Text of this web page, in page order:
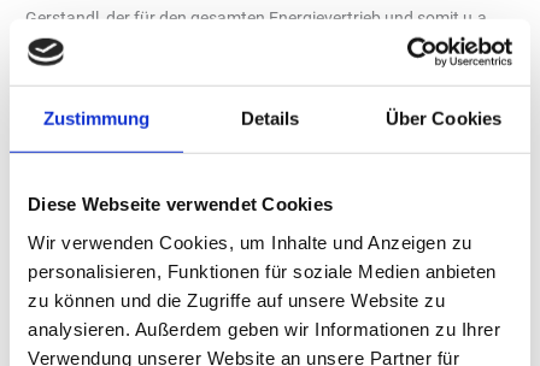
Zustimmung Details Über Cookies
Diese Webseite verwendet Cookies
Wir verwenden Cookies, um Inhalte und Anzeigen zu
personalisieren, Funktionen für soziale Medien anbieten
zu können und die Zugriffe auf unsere Website zu
analysieren. Außerdem geben wir Informationen zu Ihrer
Verwendung unserer Website an unsere Partner für
Gerstandl, der für den gesamten Energievertrieb und somit u.a.
auch für die Bereiche Strom und Gas sowie die erneuerbaren
Mit den drei Bereichen Energie, Lösungen, Mobilität, bietet Präg
eine umfassende Energieversorgung für private wie gewerbliche
-Energie: Strom, Gas, Pellets, flüssige Energieträger
-Lösungen: E-Ladelösungen, Energieberatung, Photovoltaik,
Batteriespeicher sowie Energieaudits, Heizungsvergleich und
Treibhausgasbilanz
-Mobilität: Tankstellen, öffentliches Ladenetz, Indoor-Autowäsche